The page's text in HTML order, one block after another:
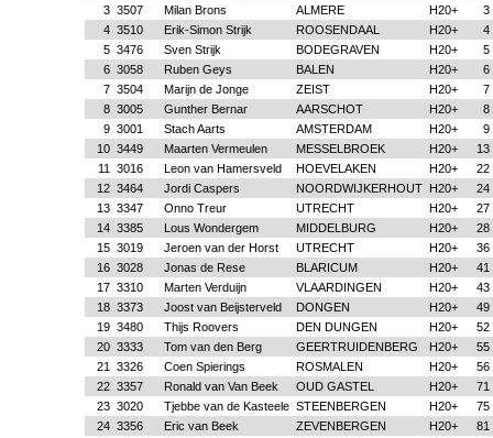
3 3507 Milan Brons ALMERE H20+
3
4 3510 Erik-Simon Strijk ROOSENDAAL H20+
4
5 3476 Sven Strijk BODEGRAVEN H20+
5
6 3058 Ruben Geys BALEN H20+
6
7 3504 Marijn de Jonge ZEIST H20+
7
8 3005 Gunther Bernar AARSCHOT H20+
8
9 3001 Stach Aarts AMSTERDAM H20+
9
10 3449 Maarten Vermeulen MESSELBROEK H20+
13
11
3016 Leon van Hamersveld HOEVELAKEN H20+
22
12 3464 Jordi Caspers NOORDWIJKERHOUT H20+
24
13 3347 Onno Treur UTRECHT H20+
27
14 3385 Lous Wondergem MIDDELBURG H20+
28
15 3019 Jeroen van der Horst UTRECHT H20+
36
16 3028 Jonas de Rese BLARICUM H20+
41
17 3310 Marten Verduijn VLAARDINGEN H20+
43
18 3373 Joost van Beijsterveld DONGEN H20+
49
19 3480 Thijs Roovers DEN DUNGEN H20+
52
20 3333 Tom van den Berg GEERTRUIDENBERG H20+
55
21
3326 Coen Spierings ROSMALEN H20+
56
22 3357 Ronald van Van Beek OUD GASTEL H20+
71
23 3020 Tjebbe van de Kasteele STEENBERGEN H20+
75
24 3356 Eric van Beek ZEVENBERGEN H20+
81